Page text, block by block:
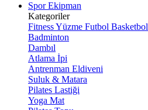
Spor Ekipman
Kategoriler
FitnessYüzme Futbol Basketbol
Badminton
Dambıl
Atlama İpi
Antrenman Eldiveni
Suluk & Matara
Pilates Lastiği
Yoga Mat